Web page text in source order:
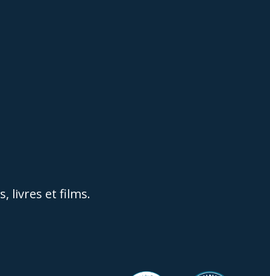
livres et films.